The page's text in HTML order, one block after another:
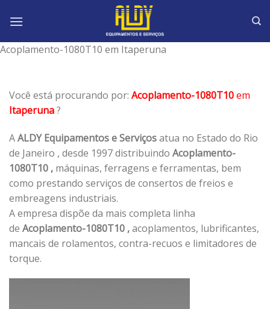
Acoplamento-1080T10 em Itaperuna
Você está procurando por: Acoplamento-1080T10em
Itaperuna?
AALDY Equipamentos e Serviçosatua no Estado do Rio
de Janeiro , desde 1997 distribuindo Acoplamento-
1080T10 , máquinas, ferragens e ferramentas, bem
como prestando serviços de consertos de freios e
embreagens industriais.
A empresa dispõe da mais completa linha
de Acoplamento-1080T10 ,acoplamentos, lubrificantes,
mancais de rolamentos, contra-recuos e limitadores de
torque.